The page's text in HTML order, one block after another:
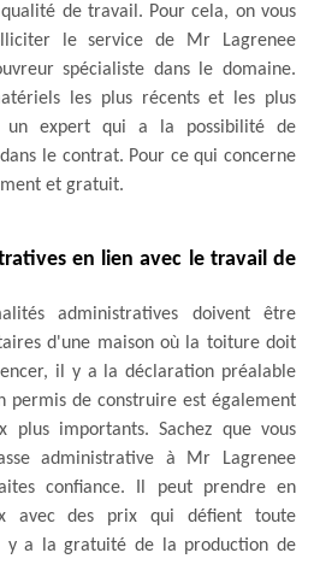
de travail. Pour cela, on vous
le service de Mr Lagrenee
spécialiste dans le domaine.
les plus récents et les plus
un expert qui a la possibilité de
le contrat. Pour ce qui concerne
et gratuit.
en lien avec le travail de
administratives doivent être
d'une maison où la toiture doit
il y a la déclaration préalable
permis de construire est également
plus importants. Sachez que vous
administrative à Mr Lagrenee
confiance. Il peut prendre en
avec des prix qui défient toute
y a la gratuité de la production de